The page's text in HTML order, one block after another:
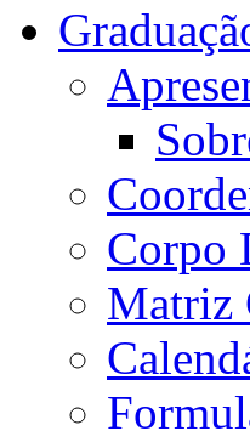
Corpo
Matriz